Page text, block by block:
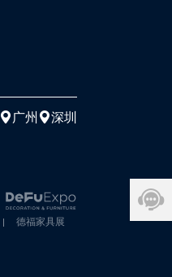
广州 深圳
德福家具展